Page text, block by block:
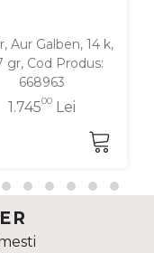
Aur Galben, 14 k,
gr, Cod Produs:
668963
1.74500Lei